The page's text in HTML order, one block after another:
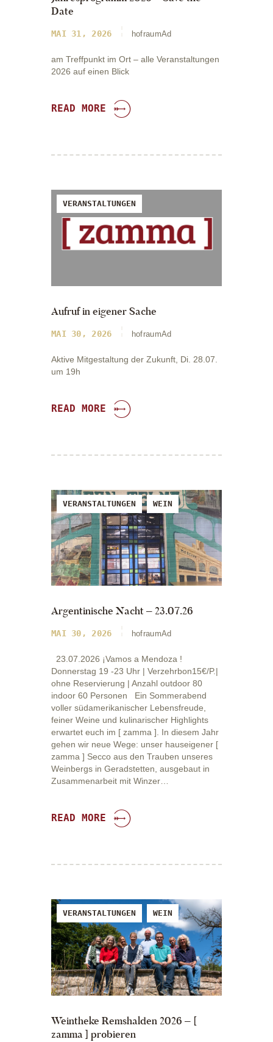
Date
MAI 31, 2026 hofraumAd
am Treffpunkt im Ort – alle Veranstaltungen
2026 auf einen Blick
READ MORE
VERANSTALTUNGEN
Aufruf in eigener Sache
MAI 30, 2026 hofraumAd
Aktive Mitgestaltung der Zukunft, Di. 28.07.
um 19h
READ MORE
VERANSTALTUNGEN WEIN
Argentinische Nacht – 23.07.26
MAI 30, 2026 hofraumAd
23.07.2026 ¡Vamos a Mendoza !
Donnerstag 19 -23 Uhr | Verzehrbon15€/P.|
ohne Reservierung | Anzahl outdoor 80
indoor 60 Personen Ein Sommerabend
voller südamerikanischer Lebensfreude,
feiner Weine und kulinarischer Highlights
erwartet euch im [ zamma ]. In diesem Jahr
gehen wir neue Wege: unser hauseigener [
zamma ] Secco aus den Trauben unseres
Weinbergs in Geradstetten, ausgebaut in
Zusammenarbeit mit Winzer…
READ MORE
VERANSTALTUNGEN WEIN
Weintheke Remshalden 2026 – [
zamma ] probieren